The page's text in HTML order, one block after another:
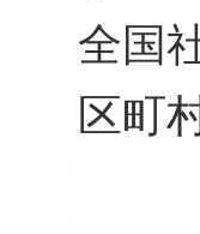
全国
区町